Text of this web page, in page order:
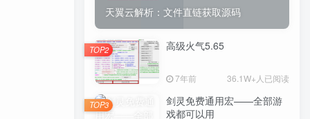
天翼云解析：文件直链获取源码
高级火气5.65
7年前 36.1W+人已阅读
TOP2
剑灵免费通用宏——全部游
戏都可以用
TOP3